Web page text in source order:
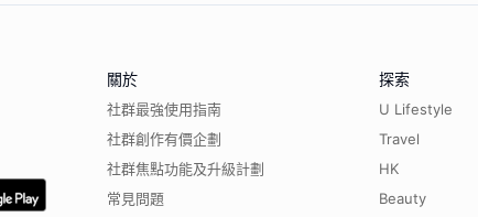
關於
社群最強使用指南
社群創作有價企劃
社群焦點功能及升級計劃
常見問題
探索
U Lifestyle
Travel
HK
Beauty